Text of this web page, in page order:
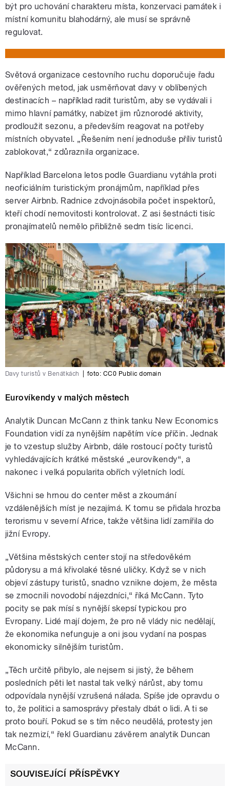
být pro uchování charakteru místa, konzervaci památek i
místní komunitu blahodárný, ale musí se správně
regulovat.
Světová organizace cestovního ruchu doporučuje řadu
ověřených metod, jak usměrňovat davy v oblíbených
destinacích – například radit turistům, aby se vydávali i
mimo hlavní památky, nabízet jim různorodé aktivity,
prodloužit sezonu, a především reagovat na potřeby
místních obyvatel. „Řešením není jednoduše příliv turistů
zablokovat,“ zdůraznila organizace.
Například Barcelona letos podle Guardianu vytáhla proti
neoficiálním turistickým pronájmům, například přes
server Airbnb. Radnice zdvojnásobila počet inspektorů,
kteří chodí nemovitosti kontrolovat. Z asi šestnácti tisíc
pronajímatelů nemělo přibližně sedm tisíc licenci.
Davy turistů v Benátkách foto: CC0 Public domain
Eurovíkendy v malých městech
Analytik Duncan McCann z think tanku New Economics
Foundation vidí za nynějším napětím více příčin. Jednak
je to vzestup služby Airbnb, dále rostoucí počty turistů
vyhledávajících krátké městské „eurovíkendy“, a
nakonec i velká popularita obřích výletních lodí.
Všichni se hrnou do center měst a zkoumání
vzdálenějších míst je nezajímá. K tomu se přidala hrozba
terorismu v severní Africe, takže většina lidí zamířila do
jižní Evropy.
„Většina městských center stojí na středověkém
půdorysu a má křivolaké těsné uličky. Když se v nich
objeví zástupy turistů, snadno vznikne dojem, že města
se zmocnili novodobí nájezdníci,“ říká McCann. Tyto
pocity se pak mísí s nynější skepsí typickou pro
Evropany. Lidé mají dojem, že pro ně vlády nic nedělají,
že ekonomika nefunguje a oni jsou vydaní na pospas
ekonomicky silnějším turistům.
„Těch určitě přibylo, ale nejsem si jistý, že během
posledních pěti let nastal tak velký nárůst, aby tomu
odpovídala nynější vzrušená nálada. Spíše jde opravdu o
to, že politici a samosprávy přestaly dbát o lidi. A ti se
proto bouří. Pokud se s tím něco neudělá, protesty jen
tak nezmizí,“ řekl Guardianu závěrem analytik Duncan
McCann.
SOUVISEJÍCÍ PŘÍSPĚVKY